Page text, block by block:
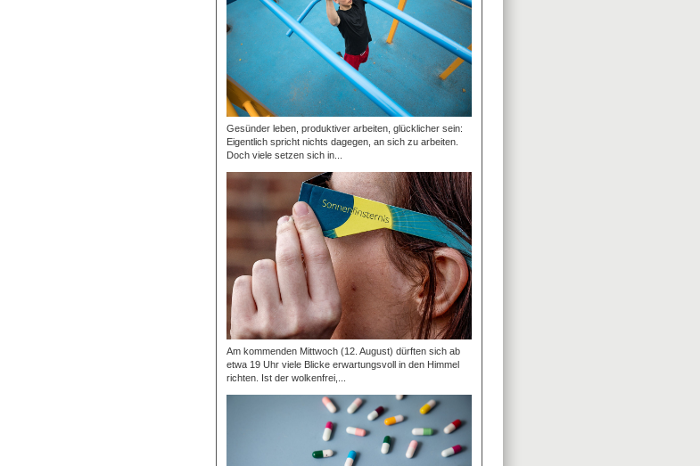
Gesünder leben, produktiver arbeiten, glücklicher sein:
Eigentlich spricht nichts dagegen, an sich zu arbeiten.
Doch viele setzen sich in...
Am kommenden Mittwoch (12. August) dürften sich ab
etwa 19 Uhr viele Blicke erwartungsvoll in den Himmel
richten. Ist der wolkenfrei,...